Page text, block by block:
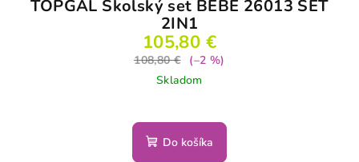
TOPGAL Školský set BEBE 26013 SET
2IN1
105,80 €
108,80 €
(–2 %)
Skladom
Do košíka